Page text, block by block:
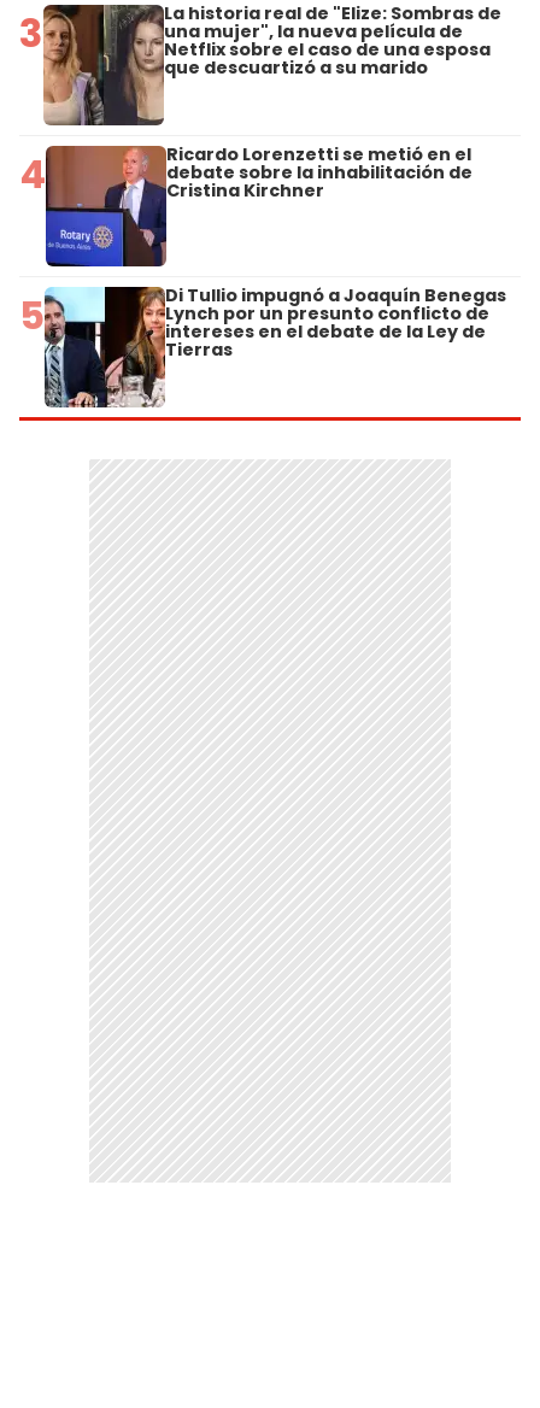
3 La historia real de "Elize: Sombras de
una mujer", la nueva película de
Netflix sobre el caso de una esposa
que descuartizó a su marido
4 Ricardo Lorenzetti se metió en el
debate sobre la inhabilitación de
Cristina Kirchner
5 Di Tullio impugnó a Joaquín Benegas
Lynch por un presunto conflicto de
intereses en el debate de la Ley de
Tierras